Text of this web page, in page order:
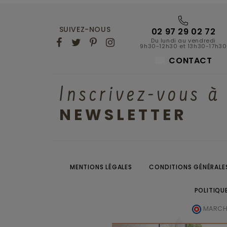
Inscrivez-vous à
NEWSLETTER
SUIVEZ-NOUS 02 97 29 02 72
Du lundi au vendredi
9h30-12h30 et 13h30-17h30
CONTACT
MENTIONS LÉGALES CONDITIONS